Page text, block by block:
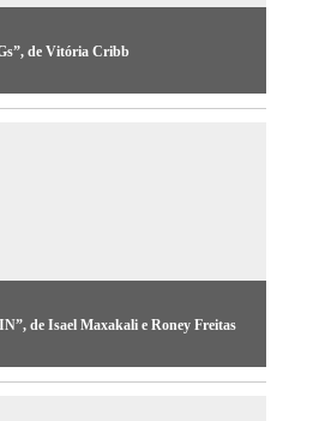
de Vitória Cribb
análise crítica inédita
artista de Vitória Cribb em
de Isael Maxakali e Roney Freitas
Beatriz Lemos reflete sobre GRIN
Roney Freitas.